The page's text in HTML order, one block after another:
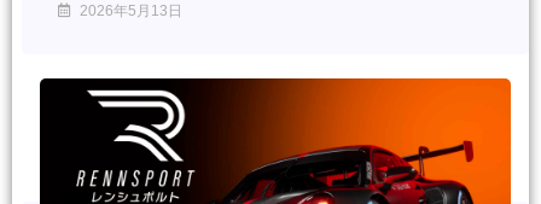
2026年5月13日